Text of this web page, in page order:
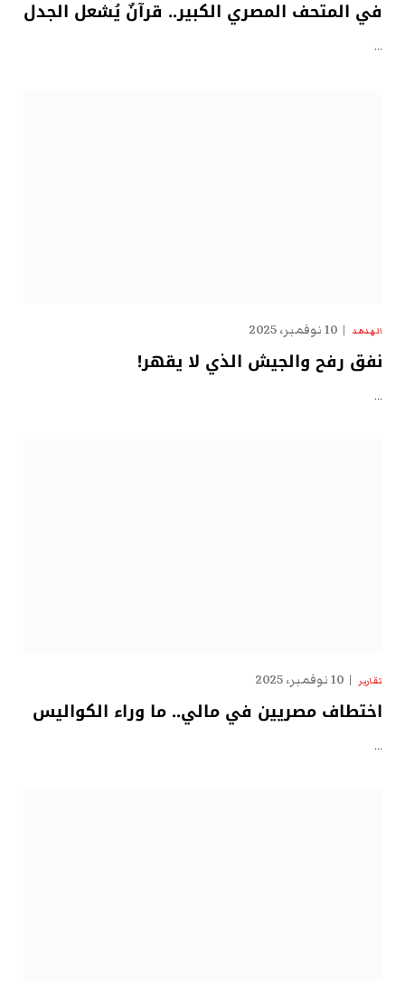
في المتحف المصري الكبير.. قرآنٌ يُشعل الجدل
…
الهدهد 10 نوفمبر، 2025
نفق رفح والجيش الذي لا يقهر!
…
تقارير 10 نوفمبر، 2025
اختطاف مصريين في مالي.. ما وراء الكواليس
…